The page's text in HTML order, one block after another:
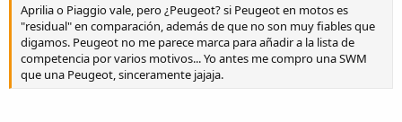
Aprilia o Piaggio vale, pero ¿Peugeot? si Peugeot en motos es
"residual" en comparación, además de que no son muy fiables que
digamos. Peugeot no me parece marca para añadir a la lista de
competencia por varios motivos... Yo antes me compro una SWM
que una Peugeot, sinceramente jajaja.